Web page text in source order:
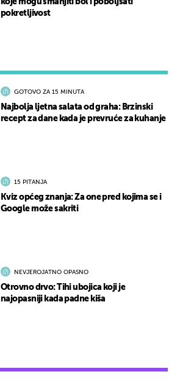
GOTOVO ZA 15 MINUTA
Najbolja ljetna salata od graha: Brzinski
recept za dane kada je prevruće za kuhanje
15 PITANJA
Kviz općeg znanja: Za one pred kojima se i
Google može sakriti
NEVJEROJATNO OPASNO
Otrovno drvo: Tihi ubojica koji je
najopasniji kada padne kiša
koje mogu smanjiti bol i poboljšati
pokretljivost